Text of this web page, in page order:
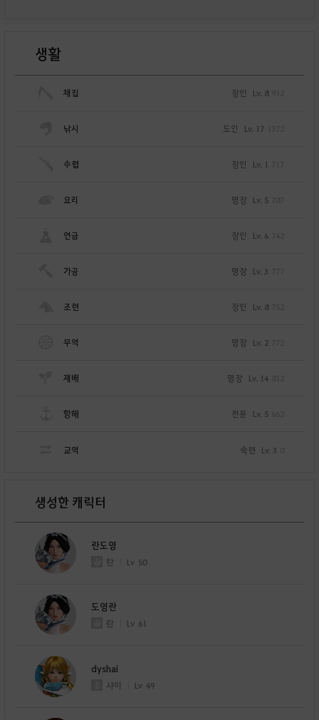
생활
채집 장인 Lv. 8
낚시 도인 Lv. 17
수렵 장인 Lv. 1
요리 명장 Lv. 5
연금 장인 Lv. 6
가공 명장 Lv. 3
조련 장인 Lv. 8
무역 명장 Lv. 2
재배 명장 Lv. 14
항해 전문 Lv. 5
교역 숙련 Lv. 3
생성한 캐릭터
란도영
란 Lv 50
도영란
란 Lv 61
dyshai
샤이 Lv 49